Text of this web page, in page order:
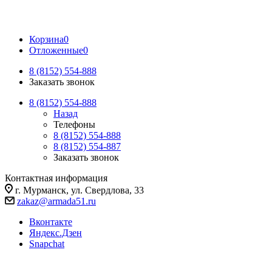
Корзина0
Отложенные0
8 (8152) 554-888
Заказать звонок
8 (8152) 554-888
Назад
Телефоны
8 (8152) 554-888
8 (8152) 554-887
Заказать звонок
Контактная информация
г. Мурманск, ул. Свердлова, 33
zakaz@armada51.ru
Вконтакте
Яндекс.Дзен
Snapchat